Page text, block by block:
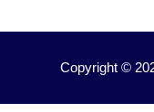
Copyright ©